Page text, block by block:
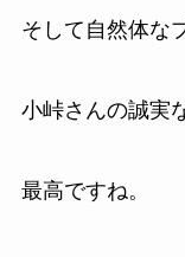
そして自然体な
小峠さんの誠実
最高ですね。